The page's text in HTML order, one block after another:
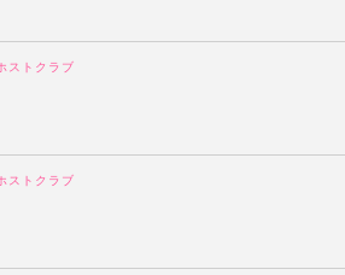
ストクラブ
ストクラブ